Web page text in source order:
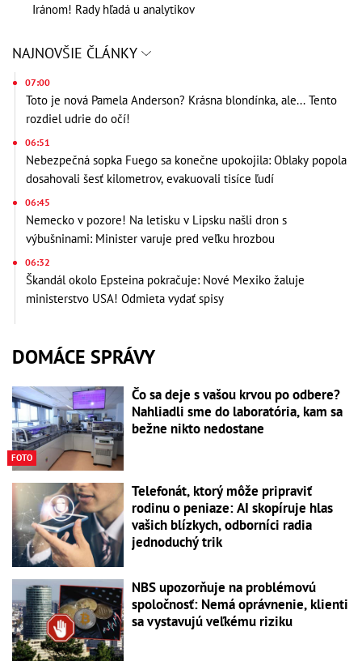
Iránom! Rady hľadá u analytikov
NAJNOVŠIE ČLÁNKY
07:00
Toto je nová Pamela Anderson? Krásna blondínka, ale... Tento
rozdiel udrie do očí!
06:51
Nebezpečná sopka Fuego sa konečne upokojila: Oblaky popola
dosahovali šesť kilometrov, evakuovali tisíce ľudí
06:45
Nemecko v pozore! Na letisku v Lipsku našli dron s
výbušninami: Minister varuje pred veľku hrozbou
06:32
Škandál okolo Epsteina pokračuje: Nové Mexiko žaluje
ministerstvo USA! Odmieta vydať spisy
DOMÁCE SPRÁVY
FOTO
Čo sa deje s vašou krvou po odbere?
Nahliadli sme do laboratória, kam sa
bežne nikto nedostane
Telefonát, ktorý môže pripraviť
rodinu o peniaze: AI skopíruje hlas
vašich blízkych, odborníci radia
jednoduchý trik
NBS upozorňuje na problémovú
spoločnosť: Nemá oprávnenie, klienti
sa vystavujú veľkému riziku